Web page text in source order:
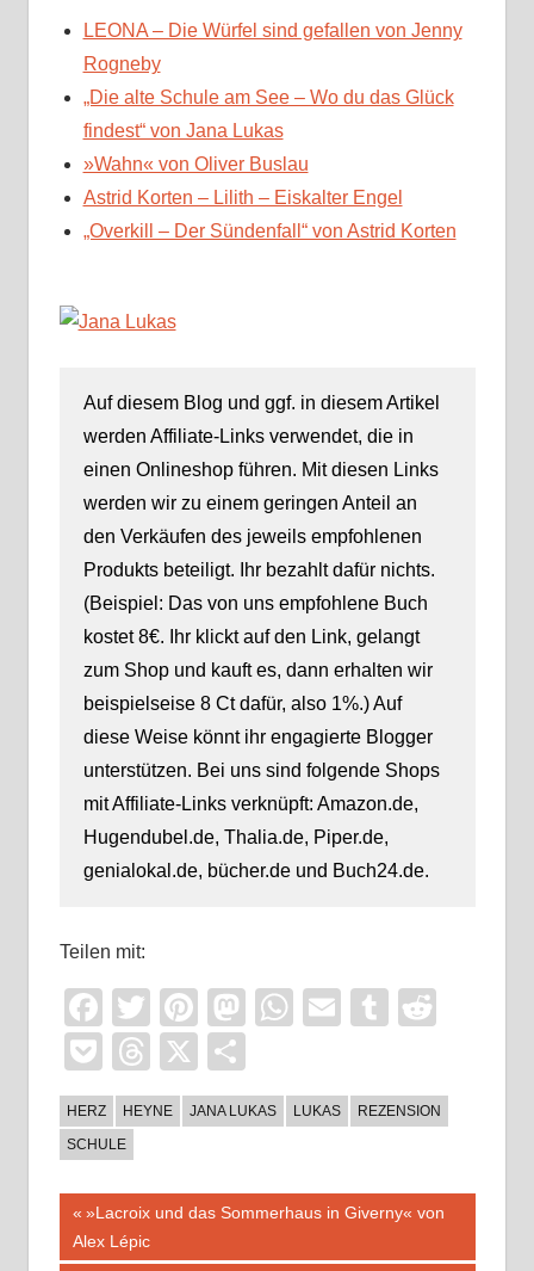
LEONA – Die Würfel sind gefallen von Jenny
Rogneby
„Die alte Schule am See – Wo du das Glück
findest“ von Jana Lukas
»Wahn« von Oliver Buslau
Astrid Korten – Lilith – Eiskalter Engel
„Overkill – Der Sündenfall“ von Astrid Korten
Auf diesem Blog und ggf. in diesem Artikel
werden Affiliate-Links verwendet, die in
einen Onlineshop führen. Mit diesen Links
werden wir zu einem geringen Anteil an
den Verkäufen des jeweils empfohlenen
Produkts beteiligt. Ihr bezahlt dafür nichts.
(Beispiel: Das von uns empfohlene Buch
kostet 8€. Ihr klickt auf den Link, gelangt
zum Shop und kauft es, dann erhalten wir
beispielseise 8 Ct dafür, also 1%.) Auf
diese Weise könnt ihr engagierte Blogger
unterstützen. Bei uns sind folgende Shops
mit Affiliate-Links verknüpft: Amazon.de,
Hugendubel.de, Thalia.de, Piper.de,
genialokal.de, bücher.de und Buch24.de.
Teilen mit:
Facebook
TwitterPinterest
Mastodon
WhatsApp
EmailTumblr
PocketThreads
X
HERZ HEYNE JANA LUKAS LUKAS
REZENSION
SCHULE
Beitragsnavigation
Vorheriger
Beitrag:
»Lacroix und das Sommerhaus in Giverny« von
Alex Lépic